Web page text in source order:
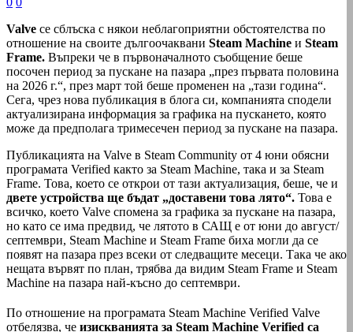
Valve се сблъска с някои неблагоприятни обстоятелства по
отношение на своите дългоочаквани Steam Machine и Steam
Frame. Въпреки че в първоначалното съобщение беше
посочен период за пускане на пазара „през първата половина
на 2026 г.“, през март той беше променен на „тази година“.
Сега, чрез нова публикация в блога си, компанията сподели
актуализирана информация за графика на пускането, която
може да предполага тримесечен период за пускане на пазара.
Публикацията на Valve в Steam Community от 4 юни обясни
програмата Verified както за Steam Machine, така и за Steam
Frame. Това, което се открои от тази актуализация, беше, че и
двете устройства ще бъдат „доставени това лято“. Това е
всичко, което Valve спомена за графика за пускане на пазара,
но като се има предвид, че лятото в САЩ е от юни до август/
септември, Steam Machine и Steam Frame биха могли да се
появят на пазара през всеки от следващите месеци. Така че ако
нещата вървят по план, трябва да видим Steam Frame и Steam
Machine на пазара най-късно до септември.
По отношение на програмата Steam Machine Verified Valve
отбелязва, че изискванията за Steam Machine Verified са